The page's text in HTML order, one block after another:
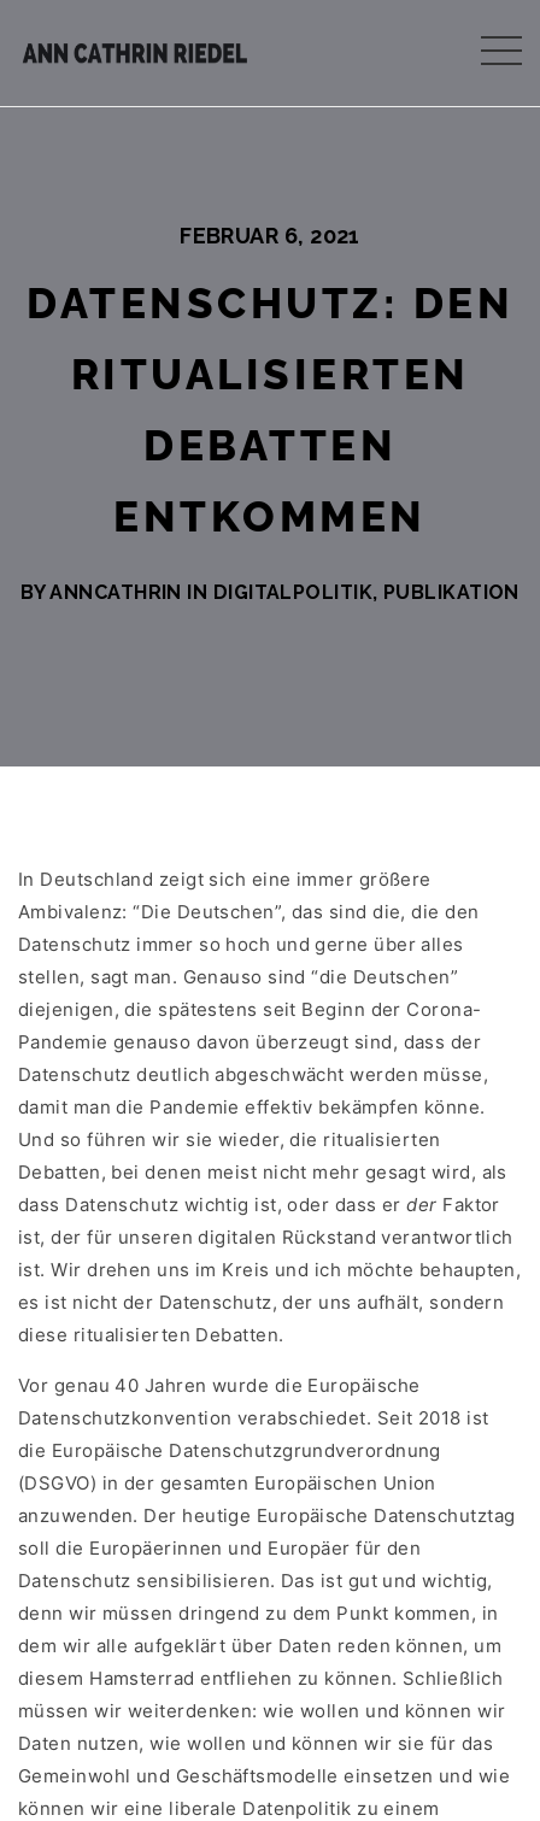
FEBRUAR 6, 2021
DATENSCHUTZ: DEN
RITUALISIERTEN
DEBATTEN
ENTKOMMEN
BY ANNCATHRIN IN DIGITALPOLITIK, PUBLIKATION
In Deutschland zeigt sich eine immer größere
Ambivalenz: “Die Deutschen”, das sind die, die den
Datenschutz immer so hoch und gerne über alles
stellen, sagt man. Genauso sind “die Deutschen”
diejenigen, die spätestens seit Beginn der Corona-
Pandemie genauso davon überzeugt sind, dass der
Datenschutz deutlich abgeschwächt werden müsse,
damit man die Pandemie effektiv bekämpfen könne.
Und so führen wir sie wieder, die ritualisierten
Debatten, bei denen meist nicht mehr gesagt wird, als
dass Datenschutz wichtig ist, oder dass erder Faktor
ist, der für unseren digitalen Rückstand verantwortlich
ist. Wir drehen uns im Kreis und ich möchte behaupten,
es ist nicht der Datenschutz, der uns aufhält, sondern
diese ritualisierten Debatten.
Vor genau 40 Jahren wurde die Europäische
Datenschutzkonvention verabschiedet. Seit 2018 ist
die Europäische Datenschutzgrundverordnung
(DSGVO) in der gesamten Europäischen Union
anzuwenden. Der heutige Europäische Datenschutztag
soll die Europäerinnen und Europäer für den
Datenschutz sensibilisieren. Das ist gut und wichtig,
denn wir müssen dringend zu dem Punkt kommen, in
dem wir alle aufgeklärt über Daten reden können, um
diesem Hamsterrad entfliehen zu können. Schließlich
müssen wir weiterdenken: wie wollen und können wir
Daten nutzen, wie wollen und können wir sie für das
Gemeinwohl und Geschäftsmodelle einsetzen und wie
können wir eine liberale Datenpolitik zu einem